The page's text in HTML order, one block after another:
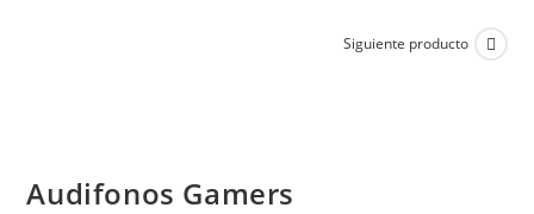
Siguiente producto
Audifonos Gamers